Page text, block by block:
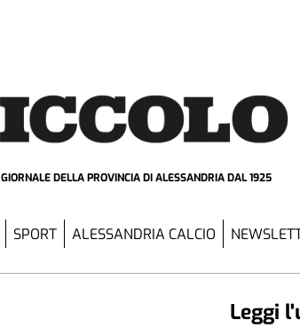
GIORNALE DELLA PROVINCIADI ALESSANDRIA DAL 1925
SPORT ALESSANDRIA CALCIO
Leggi